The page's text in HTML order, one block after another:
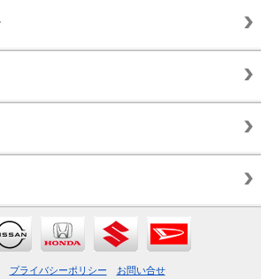
プライバシーポリシー お問い合せ